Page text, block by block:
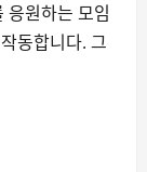
응원하는 모임
동합니다. 그